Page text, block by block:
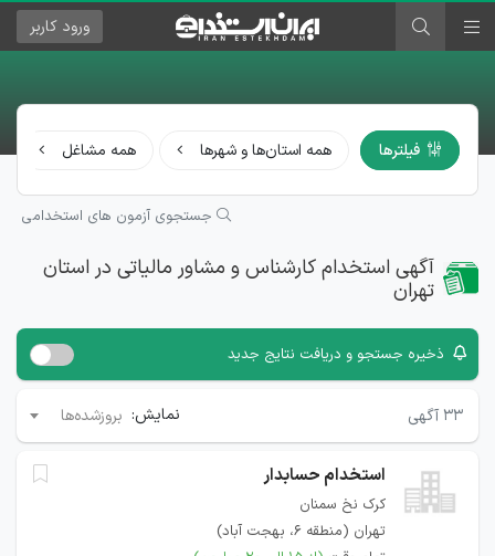
ورود کاربر
فیلترها همه استان‌ها و شهرها همه مشاغل
جستجوی آزمون های استخدامی
آگهی استخدام کارشناس و مشاور مالیاتی در استان
تهران
ذخیره جستجو و دریافت نتایج جدید
۳۳ آگهی نمایش: بروزشده‌ها
استخدام حسابدار
کرک نخ سمنان
تهران (منطقه ۶، بهجت آباد)